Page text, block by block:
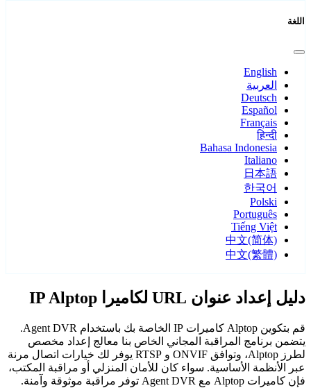
اللغة
English
العربية
Deutsch
Español
Français
हिन्दी
Bahasa Indonesia
Italiano
日本語
한국어
Polski
Português
Tiếng Việt
中文(简体)
中文(繁體)
دليل إعداد عنوان URL لكاميرا IP Alptop
قم بتكوين Alptop كاميرات IP الخاصة بك باستخدام Agent DVR.
يتضمن برنامج المراقبة المجاني الخاص بنا معالج إعداد مخصص
لطرز Alptop، وتوافق ONVIF و RTSP يوفر لك خيارات اتصال مرنة
عبر الأنظمة الأساسية. سواء كان للأمان المنزلي أو مراقبة المكتب،
فإن كاميرات Alptop مع Agent DVR توفر مراقبة موثوقة وآمنة.